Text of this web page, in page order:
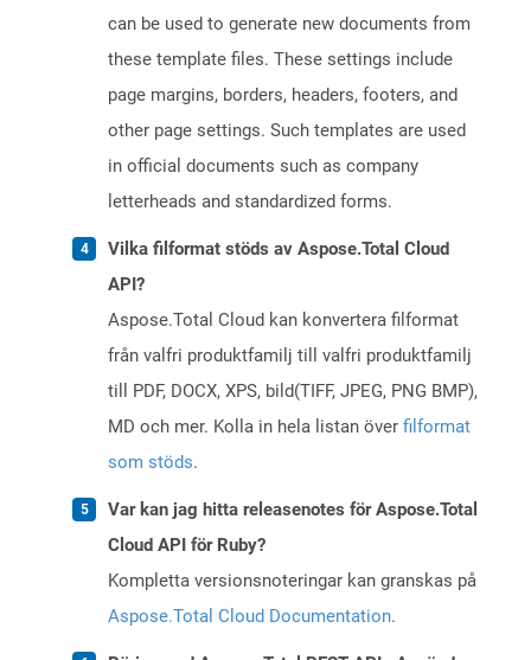
can be used to generate new documents from
these template files. These settings include
page margins, borders, headers, footers, and
other page settings. Such templates are used
in official documents such as company
letterheads and standardized forms.
Vilka filformat stöds av Aspose.Total Cloud
API?
Aspose.Total Cloud kan konvertera filformat
från valfri produktfamilj till valfri produktfamilj
till PDF, DOCX, XPS, bild(TIFF, JPEG, PNG BMP),
MD och mer. Kolla in hela listan över filformat
som stöds.
Var kan jag hitta releasenotes för Aspose.Total
Cloud API för Ruby?
Kompletta versionsnoteringar kan granskas på
Aspose.Total Cloud Documentation.